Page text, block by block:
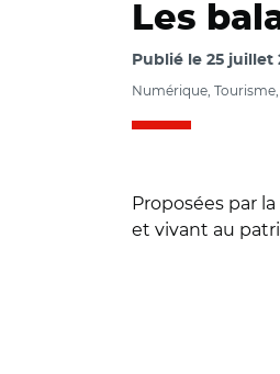
Les
Publié le 25 juillet
Numérique,
Proposées par
et vivant au